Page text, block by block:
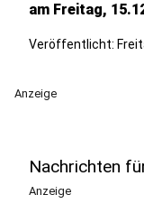
am Freitag,
Veröffentlicht:
Anzeige
Nachrichten
Anzeige